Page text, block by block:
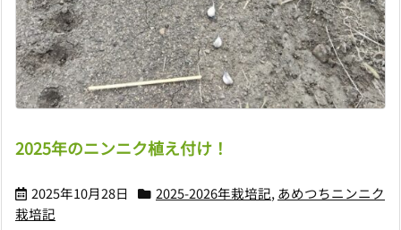
2025年のニンニク植え付け！
2025年10月28日 2025-2026年栽培記,あめつちニンニク
栽培記